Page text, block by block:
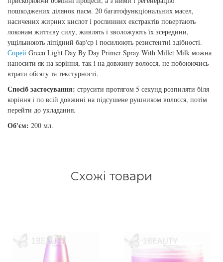
пошкоджених ділянок пасм. 20 багатофункціональних масел,
насичених жирних кислот і рослинних екстрактів повертають
локонам життєву силу, живлять і зволожують їх зсередини,
ущільнюють ліпідний бар'єр і посилюють резистентні здібності.
Спрей Green Light Day By Day Primer Spray With Millet Milk можна
наносити як на коріння, так і на довжину волосся, не побоюючись
втрати обсягу та текстурності.
Спосіб застосування: струсити протягом 5 секунд розпиляти біля
коріння і по всій довжині на підсушене рушником волосся, потім
перейти до укладання.
Об'єм: 200 мл.
Схожі товари
збереження кольору волосся
Subtil Global Lift - Глибоке відновлення
Subtil Man XY - Серія для чоловіків: для
догляду та укладання
Subtil Retouch Lab - захист кольору волосся
Освітлювальні засоби та окислювачі
Laboratoire Ducastel Subtil Blond
You Look Glamour
You Look Professional